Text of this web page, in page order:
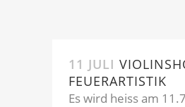
11 JULI
FEUERARTISTIK
Es wird heiss am